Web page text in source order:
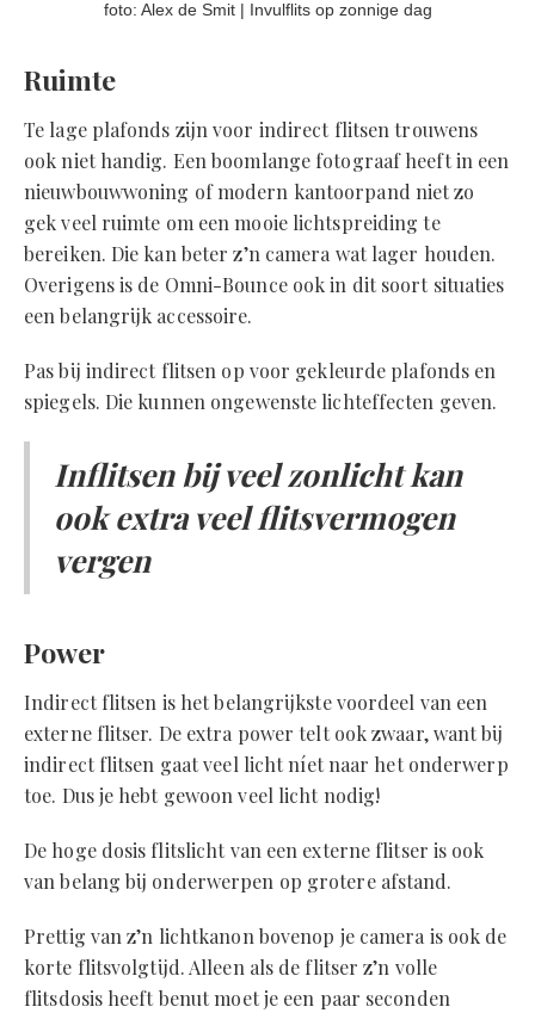
foto: Alex de Smit | Invulflits op zonnige dag
Ruimte
Te lage plafonds zijn voor indirect flitsen trouwens
ook niet handig. Een boomlange fotograaf heeft in een
nieuwbouwwoning of modern kantoorpand niet zo
gek veel ruimte om een mooie lichtspreiding te
bereiken. Die kan beter z’n camera wat lager houden.
Overigens is de Omni-Bounce ook in dit soort situaties
een belangrijk accessoire.
Pas bij indirect flitsen op voor gekleurde plafonds en
spiegels. Die kunnen ongewenste lichteffecten geven.
Inflitsen bij veel zonlicht kan
ook extra veel flitsvermogen
vergen
Power
Indirect flitsen is het belangrijkste voordeel van een
externe flitser. De extra power telt ook zwaar, want bij
indirect flitsen gaat veel licht níet naar het onderwerp
toe. Dus je hebt gewoon veel licht nodig!
De hoge dosis flitslicht van een externe flitser is ook
van belang bij onderwerpen op grotere afstand.
Prettig van z’n lichtkanon bovenop je camera is ook de
korte flitsvolgtijd. Alleen als de flitser z’n volle
flitsdosis heeft benut moet je een paar seconden